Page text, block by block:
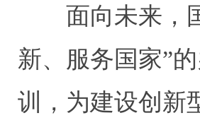
面向未来，
新、服务国家”
训，为建设创新